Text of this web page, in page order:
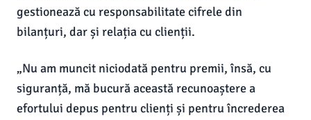
gestionează cu responsabilitate cifrele din
bilanțuri, dar și relația cu clienții.
„Nu am muncit niciodată pentru premii, însă, cu
siguranță, mă bucură această recunoaștere a
efortului depus pentru clienți și pentru încrederea